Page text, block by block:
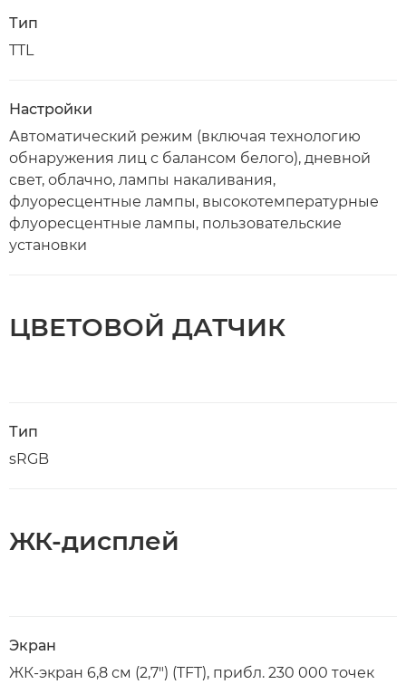
Тип
TTL
Настройки
Автоматический режим (включая технологию
обнаружения лиц с балансом белого), дневной
свет, облачно, лампы накаливания,
флуоресцентные лампы, высокотемпературные
флуоресцентные лампы, пользовательские
установки
ЦВЕТОВОЙ ДАТЧИК
Тип
sRGB
ЖК-дисплей
Экран
ЖК-экран 6,8 см (2,7") (TFT), прибл. 230 000 точек